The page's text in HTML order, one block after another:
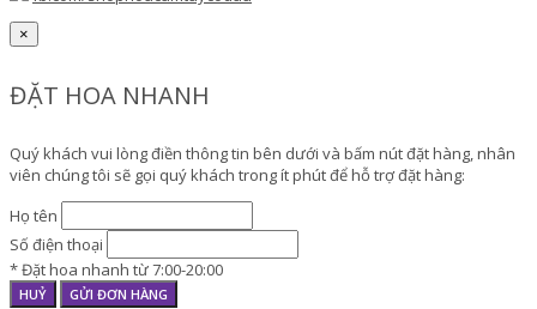
×
ĐẶT HOA NHANH
Quý khách vui lòng điền thông tin bên dưới và bấm nút đặt hàng, nhân
viên chúng tôi sẽ gọi quý khách trong ít phút để hỗ trợ đặt hàng:
Họ tên
Số điện thoại
* Đặt hoa nhanh từ 7:00-20:00
HUỶ GỬI ĐƠN HÀNG